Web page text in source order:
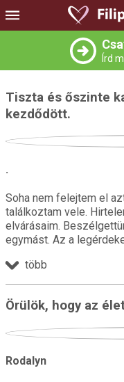
Írd
Tiszta és őszinte
kezdődött.
.
Soha nem felejtem el
találkoztam vele.
elvárásaim.
egymást. Az a
több
Örülök, hogy az
Rodalyn